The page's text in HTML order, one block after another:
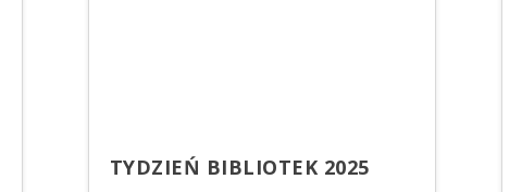
TYDZIEŃ BIBLIOTEK 2025